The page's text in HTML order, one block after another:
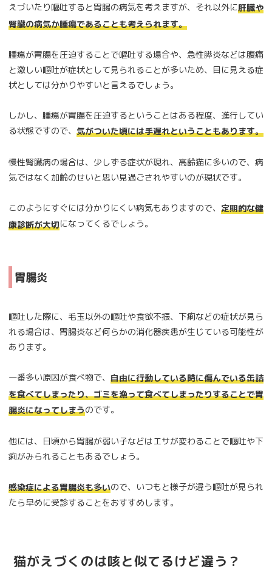
えづいたり嘔吐すると胃腸の病気を考えますが、それ以外に肝臓や
腎臓の病気か腫瘍であることも考えられます。
腫瘍が胃腸を圧迫することで嘔吐する場合や、急性膵炎などは腹痛
と激しい嘔吐が症状として見られることが多いため、目に見える症
状としては分かりやすいと言えるでしょう。
しかし、腫瘍が胃腸を圧迫するということはある程度、進行してい
る状態ですので、 気がついた頃には手遅れということもあります。
慢性腎臓病の場合は、少しずる症状が現れ、高齢猫に多いので、病
気ではなく加齢のせいと思い見過ごされやすいのが現状です。
このようにすぐには分かりにくい病気もありますので、 定期的な健
康診断が大切になってくるでしょう。
胃腸炎
嘔吐した際に、毛玉以外の嘔吐や食欲不振、下痢などの症状が見ら
れる場合は、胃腸炎など何らかの消化器疾患が生じている可能性が
あります。
一番多い原因が食べ物で、 自由に行動している時に傷んでいる缶詰
を食べてしまったり、ゴミを漁って食べてしまったりすることで胃
腸炎になってしまうのです。
他には、日頃から胃腸が弱い子などはエサが変わることで嘔吐や下
痢がみられることもあるでしょう。
感染症による胃腸炎も多いので、いつもと様子が違う嘔吐が見られ
たら早めに受診することをおすすめします。
猫がえづくのは咳と似てるけど違う？